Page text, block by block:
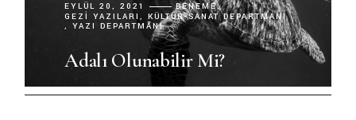
EYLÜL 20, 2021
DENEME
GEZI YAZILARI
KÜLTÜR-SANAT DEPARTMANI
YAZI DEPARTMANI
Adalı Olunabilir Mi?